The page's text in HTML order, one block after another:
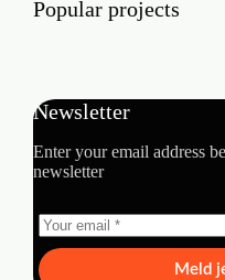
Popular projects
Newsletter
Enter your email address
newsletter
Meld